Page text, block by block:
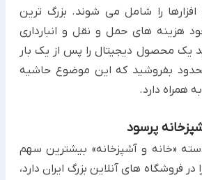
را شامل می شوند. بزرگ ترین
هزینه های حمل و نقل و انبارداری
یک محصول دیجیتال را پس از یک بار
بفروشید که این موضوع حاشیه
همراه دارد.
پرسود
«خانه و آشپزخانه» بیشترین سهم
(حدود 22٪) را در فروشگاه های آنلاین بزرگ ایران دارد،